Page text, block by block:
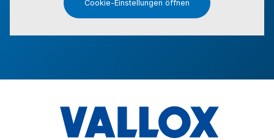
Cookie-Einstellungen öffnen